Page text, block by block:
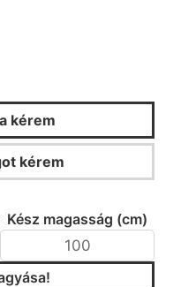
kérem
kérem
Kész magasság (cm)